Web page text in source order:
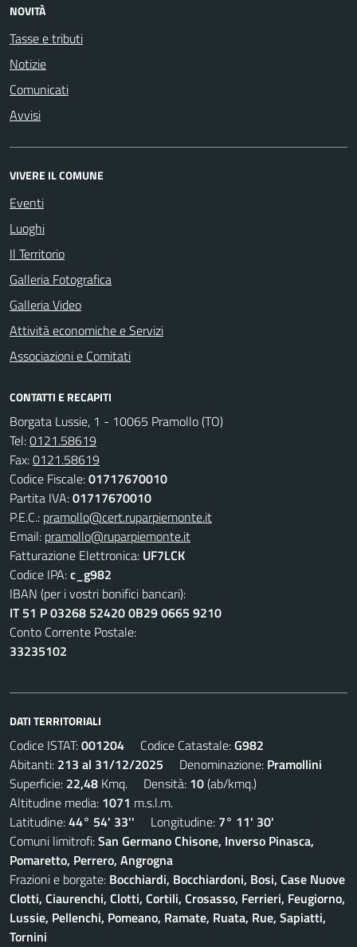
NOVITÀ
Tasse e tributi
Notizie
Comunicati
Avvisi
VIVERE IL COMUNE
Eventi
Luoghi
Il Territorio
Galleria Fotografica
Galleria Video
Attività economiche e Servizi
Associazioni e Comitati
CONTATTI E RECAPITI
Borgata Lussie, 1 - 10065 Pramollo (TO)
Tel:0121.58619
Fax:0121.58619
Codice Fiscale:01717670010
Partita IVA:01717670010
P.E.C.: pramollo@cert.ruparpiemonte.it
Email: pramollo@ruparpiemonte.it
Fatturazione Elettronica: UF7LCK
Codice IPA:c_g982
IBAN (per i vostri bonifici bancari):
IT 51 P 03268 52420 0B29 0665 9210
Conto Corrente Postale:
33235102
DATI TERRITORIALI
Codice ISTAT:001204 Codice Catastale:G982
Abitanti: 213 al 31/12/2025 Denominazione: Pramollini
Superficie: 22,48 Kmq. Densità: 10(ab/kmq.)
Altitudine media: 1071 m.s.l.m.
Latitudine:44° 54' 33'' Longitudine: 7° 11' 30'
Comuni limitrofi:San Germano Chisone, Inverso Pinasca,
Pomaretto, Perrero, Angrogna
Frazioni e borgate: Bocchiardi, Bocchiardoni, Bosi, Case Nuove
Clotti, Ciaurenchi, Clotti, Cortili, Crosasso, Ferrieri, Feugiorno,
Lussie, Pellenchi, Pomeano, Ramate, Ruata, Rue, Sapiatti,
Tornini